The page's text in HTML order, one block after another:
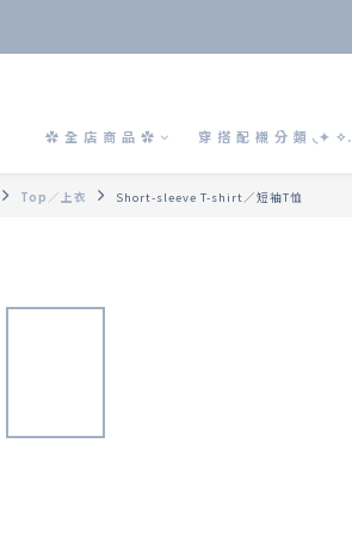
✿ 全 店 商 品 ✿ 穿 搭 配 襯 分 類 ◟✦ ✧.
Top／上衣 Short-sleeve T-shirt／短袖T恤